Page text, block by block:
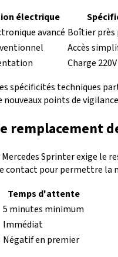
électrique
avancé Boîtier près
Accès
Charge
spécificités techniques
points de
remplacement
Mercedes Sprinter exige le
contact pour permettre la
Temps d'attente
5 minutes minimum
Immédiat
Négatif en premier